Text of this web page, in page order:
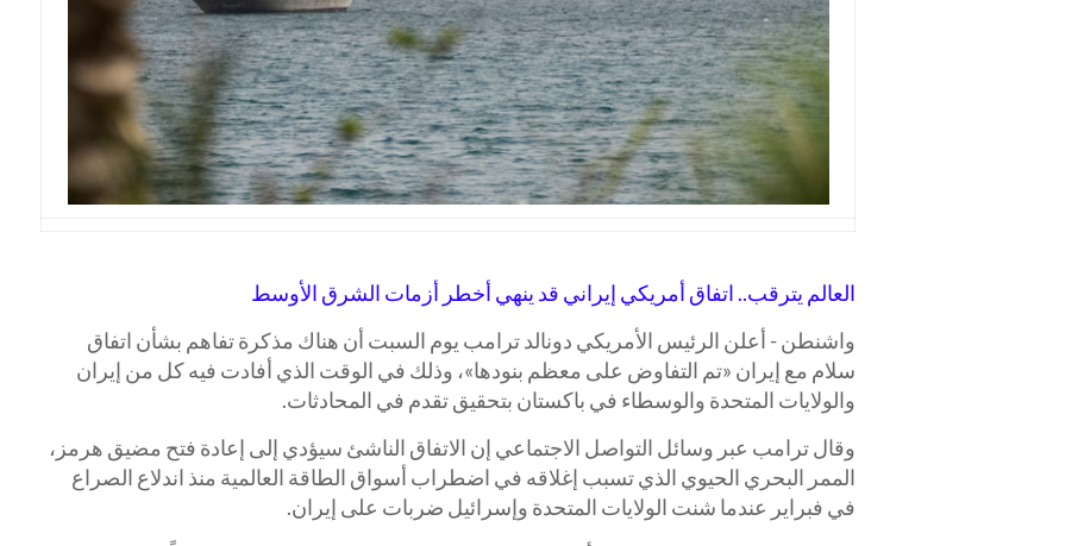
العالم يترقب.. اتفاق أمريكي إيراني قد ينهي أخطر أزمات الشرق الأوسط
واشنطن - أعلن الرئيس الأمريكي دونالد ترامب يوم السبت أن هناك مذكرة تفاهم بشأن اتفاق
سلام مع إيران «تم التفاوض على معظم بنودها»، وذلك في الوقت الذي أفادت فيه كل من إيران
والولايات المتحدة والوسطاء في باكستان بتحقيق تقدم في المحادثات.
وقال ترامب عبر وسائل التواصل الاجتماعي إن الاتفاق الناشئ سيؤدي إلى إعادة فتح مضيق هرمز،
الممر البحري الحيوي الذي تسبب إغلاقه في اضطراب أسواق الطاقة العالمية منذ اندلاع الصراع
في فبراير عندما شنت الولايات المتحدة وإسرائيل ضربات على إيران.